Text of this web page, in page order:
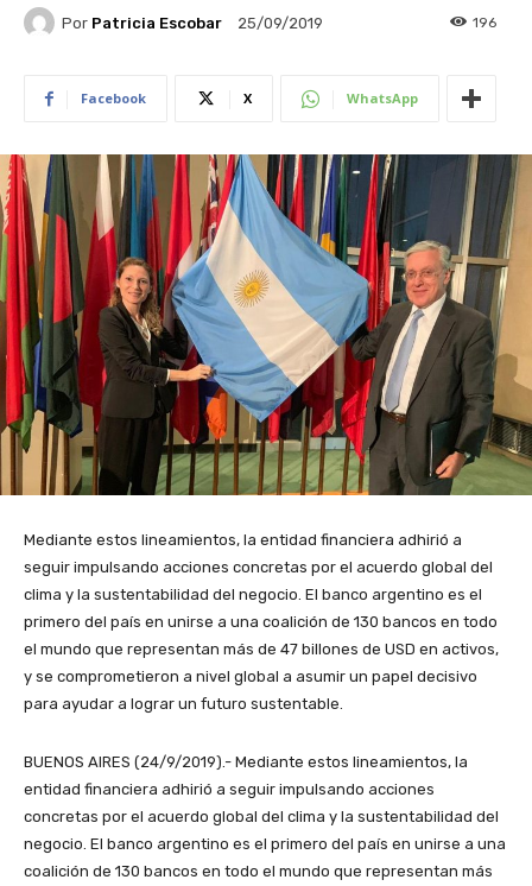
Por Patricia Escobar 25/09/2019 196
Facebook X WhatsApp
Mediante estos lineamientos, la entidad financiera adhirió a
seguir impulsando acciones concretas por el acuerdo global del
clima y la sustentabilidad del negocio. El banco argentino es el
primero del país en unirse a una coalición de 130 bancos en todo
el mundo que representan más de 47 billones de USD en activos,
y se comprometieron a nivel global a asumir un papel decisivo
para ayudar a lograr un futuro sustentable.
BUENOS AIRES (24/9/2019).- Mediante estos lineamientos, la
entidad financiera adhirió a seguir impulsando acciones
concretas por el acuerdo global del clima y la sustentabilidad del
negocio. El banco argentino es el primero del país en unirse a una
coalición de 130 bancos en todo el mundo que representan más